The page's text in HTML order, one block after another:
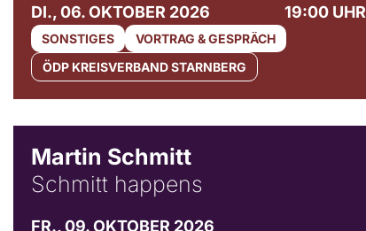
DI., 06. OKTOBER 2026 19:00 UHR
SONSTIGES
VORTRAG & GESPRÄCH
ÖDP KREISVERBAND STARNBERG
Martin Schmitt
Schmitt happens
FR., 09. OKTOBER 2026